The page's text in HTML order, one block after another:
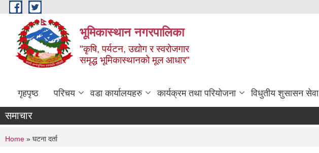
Skip to main content
भूमिकास्थान नगरपालिका
"कृषि, पर्यटन, उद्योग र स्वरोजगार
समृद्ध भूमिकास्थानको मूल आधार"
गृहपृष्ठ परिचय वडा कार्यालयहरु कार्यक्रम तथा परियोजना विधुतीय शुसासन सेवा
समाचार
You are here
Home » घटना दर्ता